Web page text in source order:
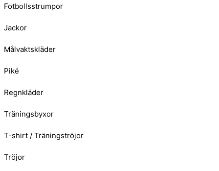
Fotbollsstrumpor
Jackor
Målvaktskläder
Piké
Regnkläder
Träningsbyxor
T-shirt / Träningströjor
Tröjor